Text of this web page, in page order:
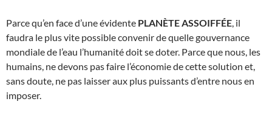
Parce qu’en face d’une évidente PLANÈTE ASSOIFFÉE, il
faudra le plus vite possible convenir de quelle gouvernance
mondiale de l’eau l’humanité doit se doter. Parce que nous, les
humains, ne devons pas faire l’économie de cette solution et,
sans doute, ne pas laisser aux plus puissants d’entre nous en
imposer.